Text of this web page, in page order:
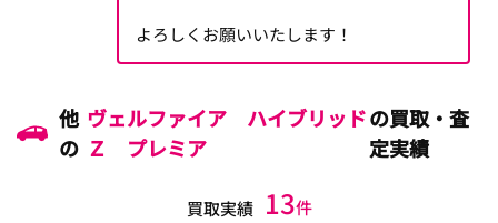
よろしくお願いいたします！
他
の
ヴェルファイア ハイブリッド
Ｚ プレミア
の買取・査
定実績
買取実績 13件